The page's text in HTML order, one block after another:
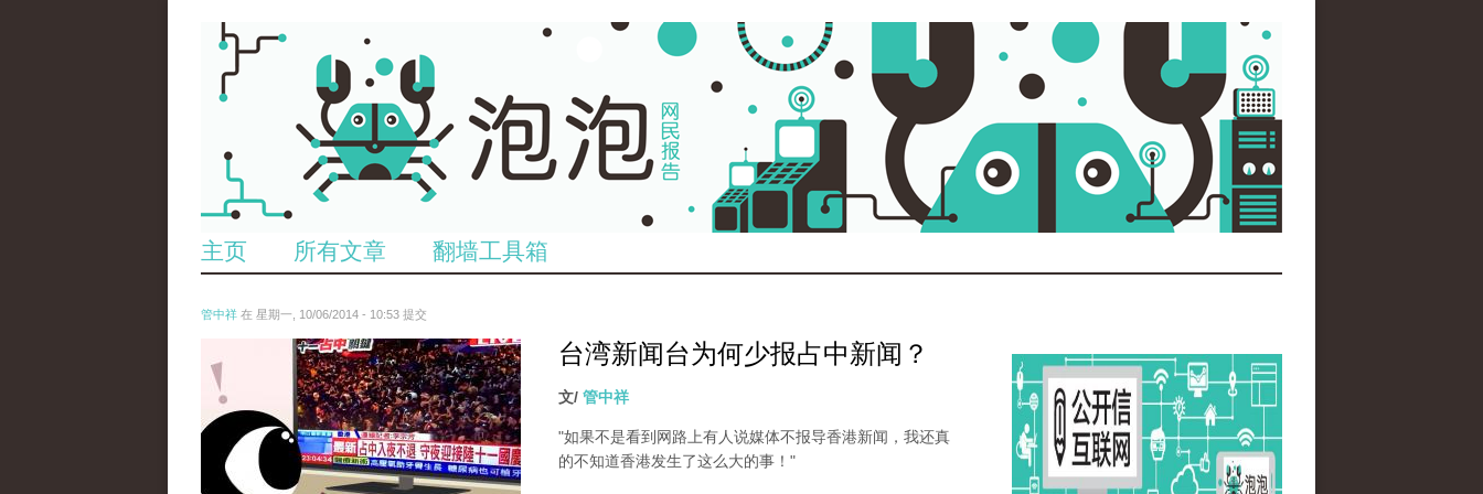
主页 所有文章 翻墙工具箱
管中祥 在 星期一, 10/06/2014 - 10:53 提交
10668039_781020185278295_1395085301_o.jpg台湾新闻台为何少报占中新闻？
文/ 管中祥
"如果不是看到网路上有人说媒体不报导香港新闻，我还真
的不知道香港发生了这么大的事！"